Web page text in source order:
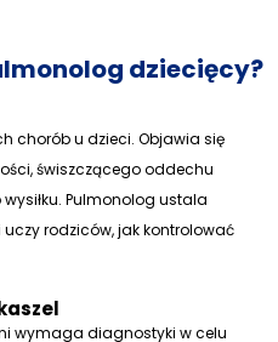
dziecięcy?
chorób u dzieci. Objawia się
świszczącego oddechu
Pulmonolog ustala
uczy rodziców, jak kontrolować
wymaga diagnostyki w celu